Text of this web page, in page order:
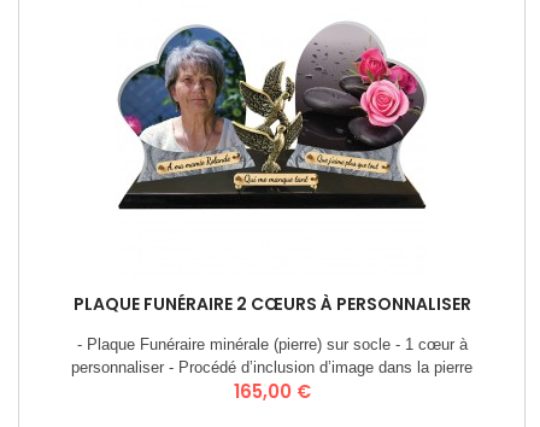
PLAQUE FUNÉRAIRE 2 CŒURS À PERSONNALISER
- Plaque Funéraire minérale (pierre) sur socle - 1 cœur à
personnaliser - Procédé d’inclusion d’image dans la pierre
(Stratographie®) - 1 bronze 2 colombes H 16 cm - 3 textes à
Prix
165,00 €